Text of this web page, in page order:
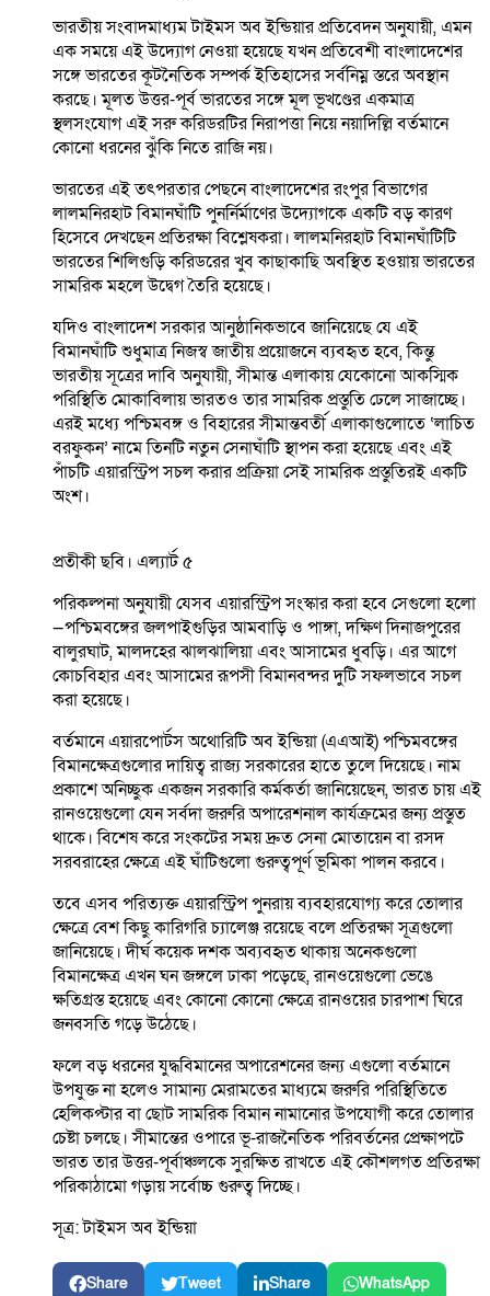
ভারতীয় সংবাদমাধ্যম টাইমস অব ইন্ডিয়ার প্রতিবেদন অনুযায়ী, এমন
এক সময়ে এই উদ্যোগ নেওয়া হয়েছে যখন প্রতিবেশী বাংলাদেশের
সঙ্গে ভারতের কূটনৈতিক সম্পর্ক ইতিহাসের সর্বনিম্ন স্তরে অবস্থান
করছে। মূলত উত্তর-পূর্ব ভারতের সঙ্গে মূল ভূখণ্ডের একমাত্র
স্থলসংযোগ এই সরু করিডরটির নিরাপত্তা নিয়ে নয়াদিল্লি বর্তমানে
কোনো ধরনের ঝুঁকি নিতে রাজি নয়।
ভারতের এই তৎপরতার পেছনে বাংলাদেশের রংপুর বিভাগের
লালমনিরহাট বিমানঘাঁটি পুনর্নির্মাণের উদ্যোগকে একটি বড় কারণ
হিসেবে দেখছেন প্রতিরক্ষা বিশ্লেষকরা। লালমনিরহাট বিমানঘাঁটিটি
ভারতের শিলিগুড়ি করিডরের খুব কাছাকাছি অবস্থিত হওয়ায় ভারতের
সামরিক মহলে উদ্বেগ তৈরি হয়েছে।
যদিও বাংলাদেশ সরকার আনুষ্ঠানিকভাবে জানিয়েছে যে এই
বিমানঘাঁটি শুধুমাত্র নিজস্ব জাতীয় প্রয়োজনে ব্যবহৃত হবে, কিন্তু
ভারতীয় সূত্রের দাবি অনুযায়ী, সীমান্ত এলাকায় যেকোনো আকস্মিক
পরিস্থিতি মোকাবিলায় ভারতও তার সামরিক প্রস্তুতি ঢেলে সাজাচ্ছে।
এরই মধ্যে পশ্চিমবঙ্গ ও বিহারের সীমান্তবর্তী এলাকাগুলোতে ‘লাচিত
বরফুকন’ নামে তিনটি নতুন সেনাঘাঁটি স্থাপন করা হয়েছে এবং এই
পাঁচটি এয়ারস্ট্রিপ সচল করার প্রক্রিয়া সেই সামরিক প্রস্তুতিরই একটি
অংশ।
প্রতীকী ছবি। এল্যার্ট ৫
পরিকল্পনা অনুযায়ী যেসব এয়ারস্ট্রিপ সংস্কার করা হবে সেগুলো হলো
—পশ্চিমবঙ্গের জলপাইগুড়ির আমবাড়ি ও পাঙ্গা, দক্ষিণ দিনাজপুরের
বালুরঘাট, মালদহের ঝালঝালিয়া এবং আসামের ধুবড়ি। এর আগে
কোচবিহার এবং আসামের রূপসী বিমানবন্দর দুটি সফলভাবে সচল
করা হয়েছে।
বর্তমানে এয়ারপোর্টস অথোরিটি অব ইন্ডিয়া (এএআই) পশ্চিমবঙ্গের
বিমানক্ষেত্রগুলোর দায়িত্ব রাজ্য সরকারের হাতে তুলে দিয়েছে। নাম
প্রকাশে অনিচ্ছুক একজন সরকারি কর্মকর্তা জানিয়েছেন, ভারত চায় এই
রানওয়েগুলো যেন সর্বদা জরুরি অপারেশনাল কার্যক্রমের জন্য প্রস্তুত
থাকে। বিশেষ করে সংকটের সময় দ্রুত সেনা মোতায়েন বা রসদ
সরবরাহের ক্ষেত্রে এই ঘাঁটিগুলো গুরুত্বপূর্ণ ভূমিকা পালন করবে।
তবে এসব পরিত্যক্ত এয়ারস্ট্রিপ পুনরায় ব্যবহারযোগ্য করে তোলার
ক্ষেত্রে বেশ কিছু কারিগরি চ্যালেঞ্জ রয়েছে বলে প্রতিরক্ষা সূত্রগুলো
জানিয়েছে। দীর্ঘ কয়েক দশক অব্যবহৃত থাকায় অনেকগুলো
বিমানক্ষেত্র এখন ঘন জঙ্গলে ঢাকা পড়েছে, রানওয়েগুলো ভেঙে
ক্ষতিগ্রস্ত হয়েছে এবং কোনো কোনো ক্ষেত্রে রানওয়ের চারপাশ ঘিরে
জনবসতি গড়ে উঠেছে।
ফলে বড় ধরনের যুদ্ধবিমানের অপারেশনের জন্য এগুলো বর্তমানে
উপযুক্ত না হলেও সামান্য মেরামতের মাধ্যমে জরুরি পরিস্থিতিতে
হেলিকপ্টার বা ছোট সামরিক বিমান নামানোর উপযোগী করে তোলার
চেষ্টা চলছে। সীমান্তের ওপারে ভূ-রাজনৈতিক পরিবর্তনের প্রেক্ষাপটে
ভারত তার উত্তর-পূর্বাঞ্চলকে সুরক্ষিত রাখতে এই কৌশলগত প্রতিরক্ষা
পরিকাঠামো গড়ায় সর্বোচ্চ গুরুত্ব দিচ্ছে।
সূত্র: টাইমস অব ইন্ডিয়া
Share Tweet Share WhatsApp